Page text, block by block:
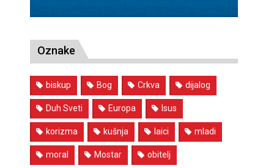
Oznake
biskup Bog Crkva dijalog
Duh Sveti Europa Isus
korizma kušnja laici mladi
moral Mostar obitelj